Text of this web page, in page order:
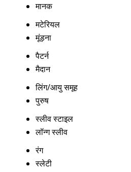
मानक
मटेरियल
मूंड़ना
पैटर्न
मैदान
लिंग/आयु समूह
पुरुष
स्लीव स्टाइल
लॉन्ग स्लीव
रंग
स्लेटी